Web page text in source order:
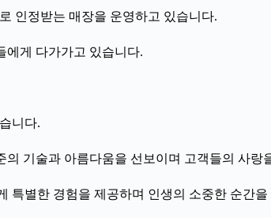
인정받는 매장을 운영하고 있습니다.
에게 다가가고 있습니다.
니다.
의 기술과 아름다움을 선보이며 고객들의 사랑
특별한 경험을 제공하며 인생의 소중한 순간